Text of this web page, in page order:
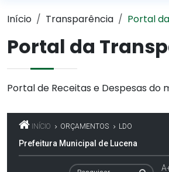
Início Transparência Portal
Portal da
Portal de Receitas e Despesas do